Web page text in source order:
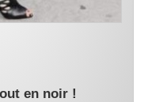
en noir !